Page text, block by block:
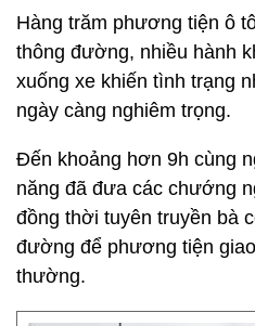
Hàng trăm phương tiện ô
thông đường, nhiều hành
xuống xe khiến tình trạng
ngày càng nghiêm trọng.
Đến khoảng hơn 9h cùng
năng đã đưa các chướng
đồng thời tuyên truyền bà
đường để phương tiện
thường.